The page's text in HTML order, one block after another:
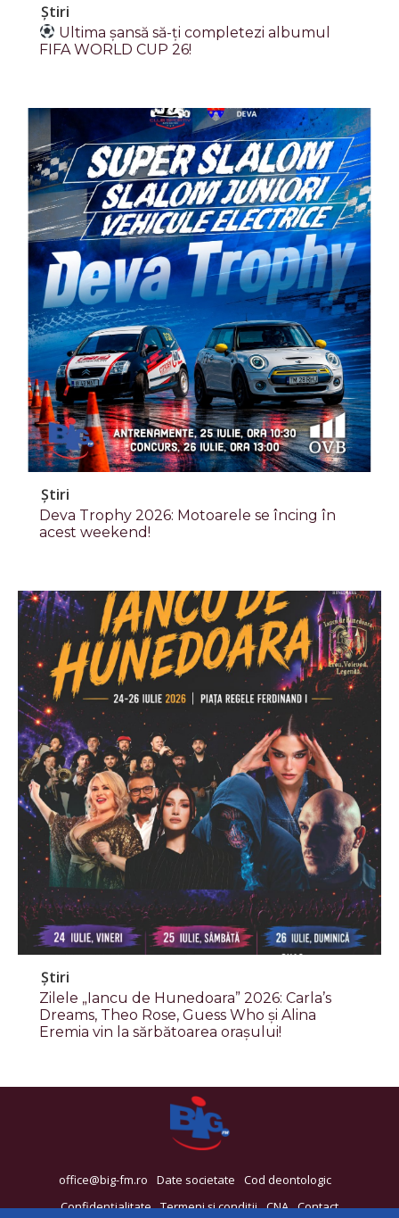
Știri
Ultima șansă să-ți completezi albumul
FIFA WORLD CUP 26!
Știri
Deva Trophy 2026: Motoarele se încing în
acest weekend!
Știri
Zilele „Iancu de Hunedoara” 2026: Carla’s
Dreams, Theo Rose, Guess Who și Alina
Eremia vin la sărbătoarea orașului!
office@big-fm.ro Date societate
Cod deontologic
Confidențialitate Termeni și condiții CNA Contact